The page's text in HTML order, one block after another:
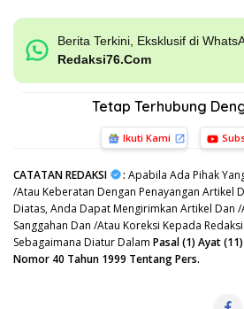
Berita Terkini, Eksklusif di
Redaksi76.Com
Tetap Terhubung
Ikuti Kami
CATATAN REDAKSI : Apabila Ada Pihak
/Atau Keberatan Dengan Penayangan Artikel
Diatas, Anda Dapat Mengirimkan Artikel Dan
Sanggahan Dan /Atau Koreksi Kepada
Sebagaimana Diatur Dalam Pasal (1) Ayat
Nomor 40 Tahun 1999 Tentang Pers.